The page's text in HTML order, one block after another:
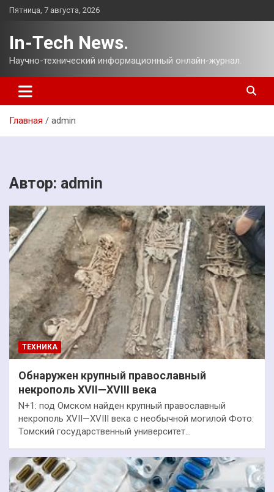
Перейти
Пятница, 7 августа, 2026
In-Tech News.
Научно-технический информационный онлайн-журнал.
Главная admin
Автор: admin
ТЕХНИКА
Обнаружен крупный православный
некрополь XVII—XVIII века
N+1: под Омском найден крупный православный
некрополь XVII—XVIII века с необычной могилой Фото:
Томский государственный университет…